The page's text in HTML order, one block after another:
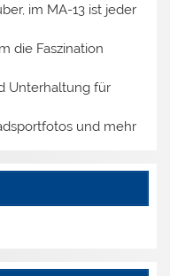
im MA-13 ist jeder
die Faszination
Unterhaltung für
und mehr